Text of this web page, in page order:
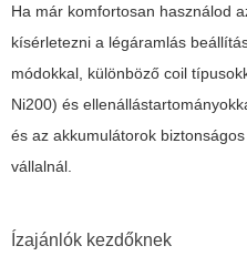
Ha már komfortosan használod
kísérletezni a légáramlás
módokkal, különböző coil
Ni200) és
és az akkumulátorok
vállalnál.
Ízajánlók kezdőknek